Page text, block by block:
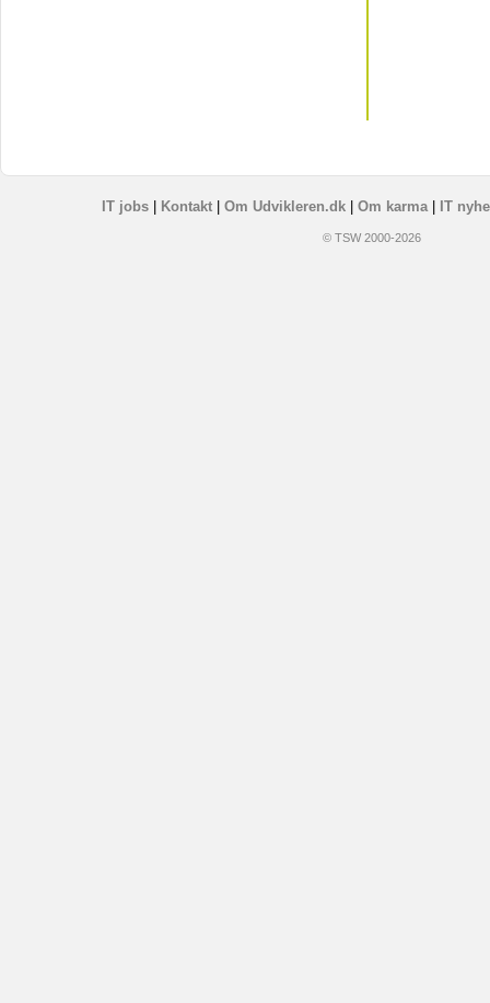
IT jobs| Kontakt| Om Udvikleren.dk| Om karma| IT
© TSW 2000-2026